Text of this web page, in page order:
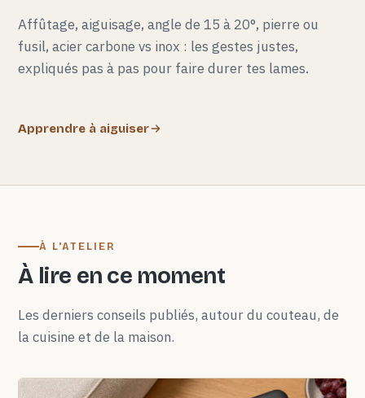
Affûtage, aiguisage, angle de 15 à 20°, pierre ou
fusil, acier carbone vs inox : les gestes justes,
expliqués pas à pas pour faire durer tes lames.
Apprendre à aiguiser
À L'ATELIER
À lire en ce moment
Les derniers conseils publiés, autour du couteau, de
la cuisine et de la maison.